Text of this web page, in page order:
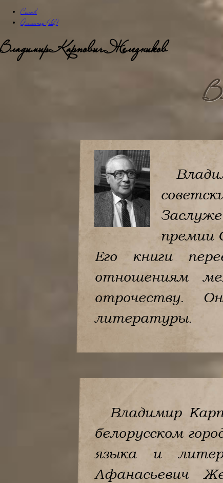
Список
Альманах (old)
Владимир Карпович Железников
премии
Его книги
отношениям
отрочеству.
литературы.
Владимир
белорусском
языка и
Афанасьевич